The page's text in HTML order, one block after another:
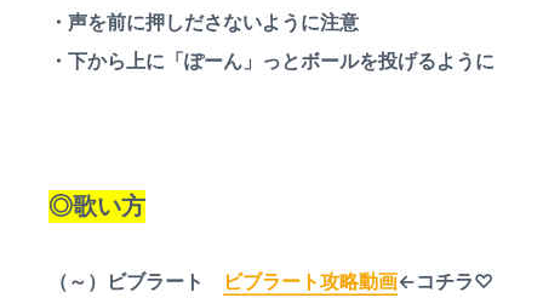
・声を前に押しださないように注意
・下から上に「ぽーん」っとボールを投げるように
◎歌い方
（～）ビブラート ビブラート攻略動画←コチラ♡